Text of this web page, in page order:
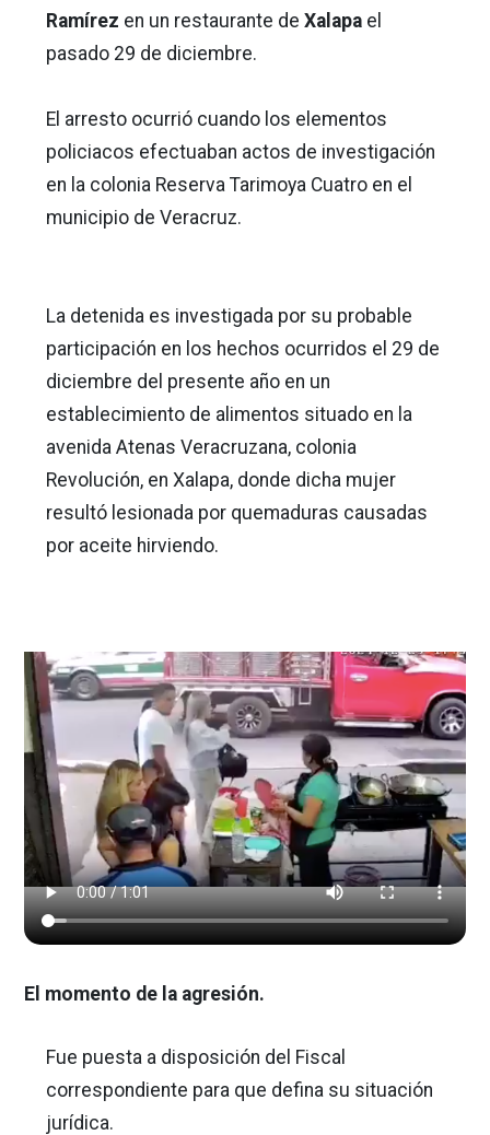
Ramírez en un restaurante de Xalapa el
pasado 29 de diciembre.
El arresto ocurrió cuando los elementos
policiacos efectuaban actos de investigación
en la colonia Reserva Tarimoya Cuatro en el
municipio de Veracruz.
La detenida es investigada por su probable
participación en los hechos ocurridos el 29 de
diciembre del presente año en un
establecimiento de alimentos situado en la
avenida Atenas Veracruzana, colonia
Revolución, en Xalapa, donde dicha mujer
resultó lesionada por quemaduras causadas
por aceite hirviendo.
El momento de la agresión.
Fue puesta a disposición del Fiscal
correspondiente para que defina su situación
jurídica.